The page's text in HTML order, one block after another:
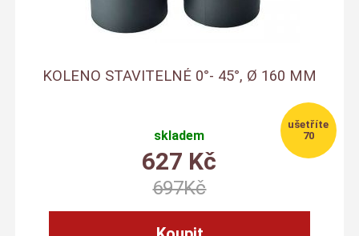
KOLENO STAVITELNÉ 0°- 45°, Ø 160 MM
skladem
627 Kč
70
697Kč